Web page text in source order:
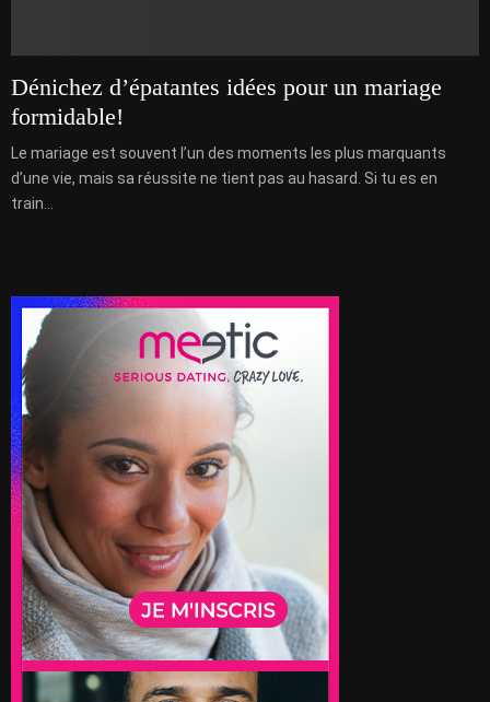
Dénichez d’épatantes idées pour un mariage
formidable!
Le mariage est souvent l’un des moments les plus marquants
d’une vie, mais sa réussite ne tient pas au hasard. Si tu es en
train...